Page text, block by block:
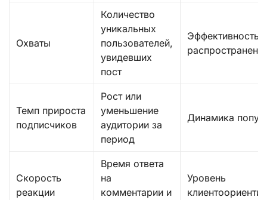
Охваты
Количество
уникальных
пользователей,
увидевших
пост
Эффективность
Темп прироста
подписчиков
Рост или
уменьшение
аудитории за
период
Динамика
Скорость
реакции
Время ответа
на
комментарии и
Уровень